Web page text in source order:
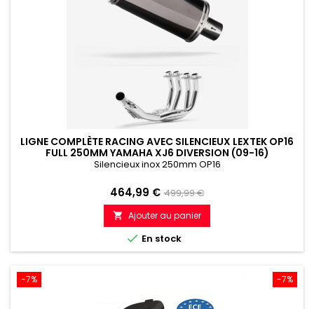
LIGNE COMPLÈTE RACING AVEC SILENCIEUX LEXTEK OP16
FULL 250MM YAMAHA XJ6 DIVERSION (09-16)
Silencieux inox 250mm OP16
Prix
464,99 € Prix
de
référence
499,99 €
 Ajouter au panier
 En stock
-7%
-7%